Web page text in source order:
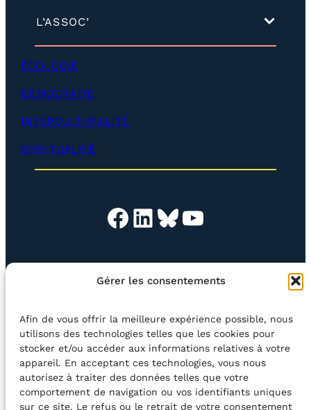
Gérer les consentements
Afin de vous offrir la meilleure expérience possible, nous
utilisons des technologies telles que les cookies pour
stocker et/ou accéder aux informations relatives à votre
appareil. En acceptant ces technologies, vous nous
autorisez à traiter des données telles que votre
comportement de navigation ou vos identifiants uniques
sur ce site. Le refus ou le retrait de votre consentement
p
L’ASSOC’
é
l
o
p
e
r
)
ÉCOLOGIE
DÉMOCRATIE
INTERCULTURALITÉ
SPIRITUALITÉ
Facebook LinkedIn Bluesky YouTube
EN QUESTION BOUTIQUE NEWSLETTER
CONTACT
Rechercher
©2026 Centre Avec asblBE33 5230​ 8091​ 4546